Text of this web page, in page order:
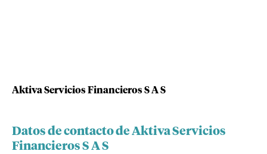
Aktiva Servicios Financieros S A S
Datos de contacto de Aktiva Servicios
Financieros S A S